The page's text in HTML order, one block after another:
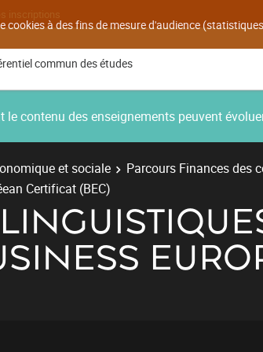
à des fins de mesure d'audience
inscriptions
commun des études
contenu des enseignements peuvent
et sociale
Parcours Finances des
Certificat (BEC)